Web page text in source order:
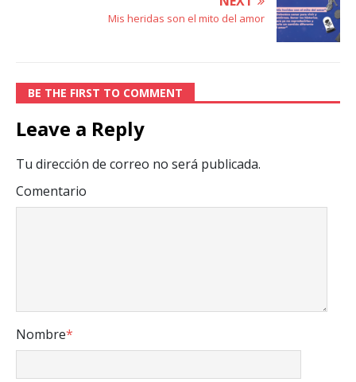
Mis heridas son el mito del amor
BE THE FIRST TO COMMENT
Leave a Reply
Tu dirección de correo no será publicada.
Comentario
Nombre*